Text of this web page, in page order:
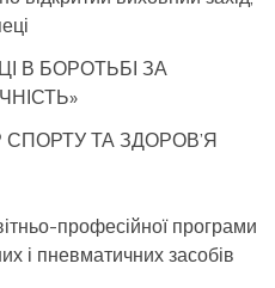
В БОРОТЬБІ ЗА
ТА ЗДОРОВ’Я
професійної програми
і пневматичних засобів